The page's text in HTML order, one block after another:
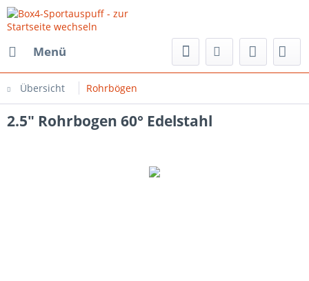
Menü
Übersicht Rohrbögen
2.5" Rohrbogen 60° Edelstahl